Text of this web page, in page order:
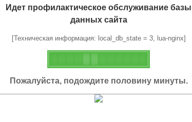
Идет профилактическое обслуживание базы
данных сайта
[Техническая информация: local_db_state = 3, lua-nginx]
Пожалуйста, подождите половину минуты.